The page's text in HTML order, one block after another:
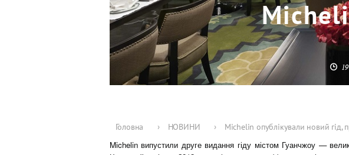
Головна › НОВИНИ › Michelin опублікували новий гід,
Michelin випустили друге видання гіду містом Гуанчжоу —